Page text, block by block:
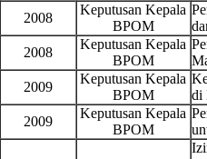
2008
Keputusan Kepala
BPOM
2008
Keputusan Kepala
BPOM
2009
Keputusan Kepala
BPOM
di
2009
Keputusan Kepala
BPOM